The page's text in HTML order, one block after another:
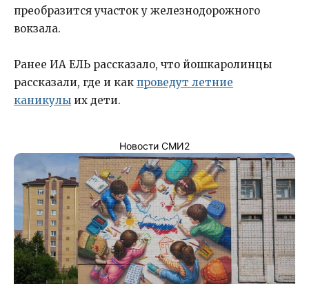
преобразится участок у железнодорожного
вокзала.
Ранее ИА ЕЛЬ рассказало, что йошкаролинцы
рассказали, где и как проведут летние
каникулы их дети.
Новости СМИ2